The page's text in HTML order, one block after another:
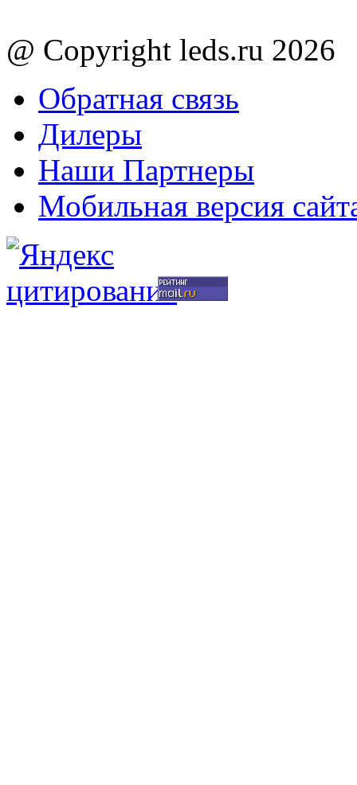
@ Copyright leds.ru 2026
Обратная связь
Дилеры
Наши Партнеры
Мобильная версия